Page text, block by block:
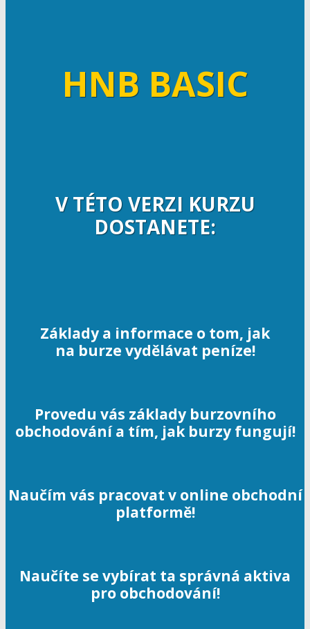
HNB BASIC
V TÉTO VERZI KURZU
DOSTANETE:
Základy a informace o tom, jak
na burze vydělávat peníze!
Provedu vás základy burzovního
obchodování a tím, jak burzy fungují!
Naučím vás pracovat v online obchodní
platformě!
Naučíte se vybírat ta správná aktiva
pro obchodování!